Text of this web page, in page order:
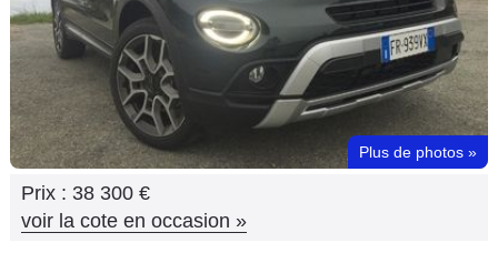
Services
Forum
Moto
Marques
Plus de photos »
Prix : 38 300 €
voir la cote en occasion »